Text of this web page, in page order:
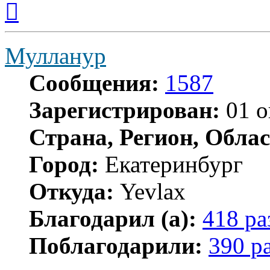
началу
Мулланур
Сообщения: 1587
Зарегистрирован: 01
Страна, Регион,
Город: Екатеринбург
Откуда: Yevlax
Благодарил (а): 418
Поблагодарили: 390